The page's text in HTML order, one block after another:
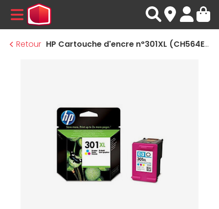
MENU
Retour
HP Cartouche d'encre n°301XL (CH564EE) - 3 couleurs